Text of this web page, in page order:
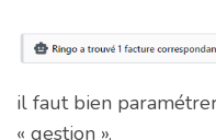
il faut bien
« gestion ».